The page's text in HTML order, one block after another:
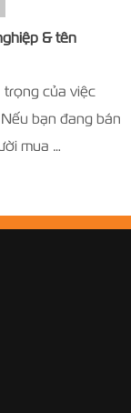
& tên
trọng của việc
bạn đang bán
mua …